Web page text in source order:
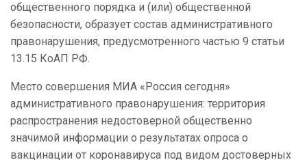
общественного порядка и (или) общественной
безопасности, образует состав административного
правонарушения, предусмотренного частью 9 статьи
13.15 КоАП РФ.
Место совершения МИА «Россия сегодня»
административного правонарушения: территория
распространения недостоверной общественно
значимой информации о результатах опроса о
вакцинации от коронавируса под видом достоверных